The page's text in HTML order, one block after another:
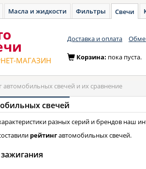
Масла и жидкости Фильтры Свечи
МАГАЗИН
Доставка и оплата
Корзина: пока пуста.
автомобильных свечей и их сравнение
свечей
разных серий и брендов наш
рейтингавтомобильных свечей.